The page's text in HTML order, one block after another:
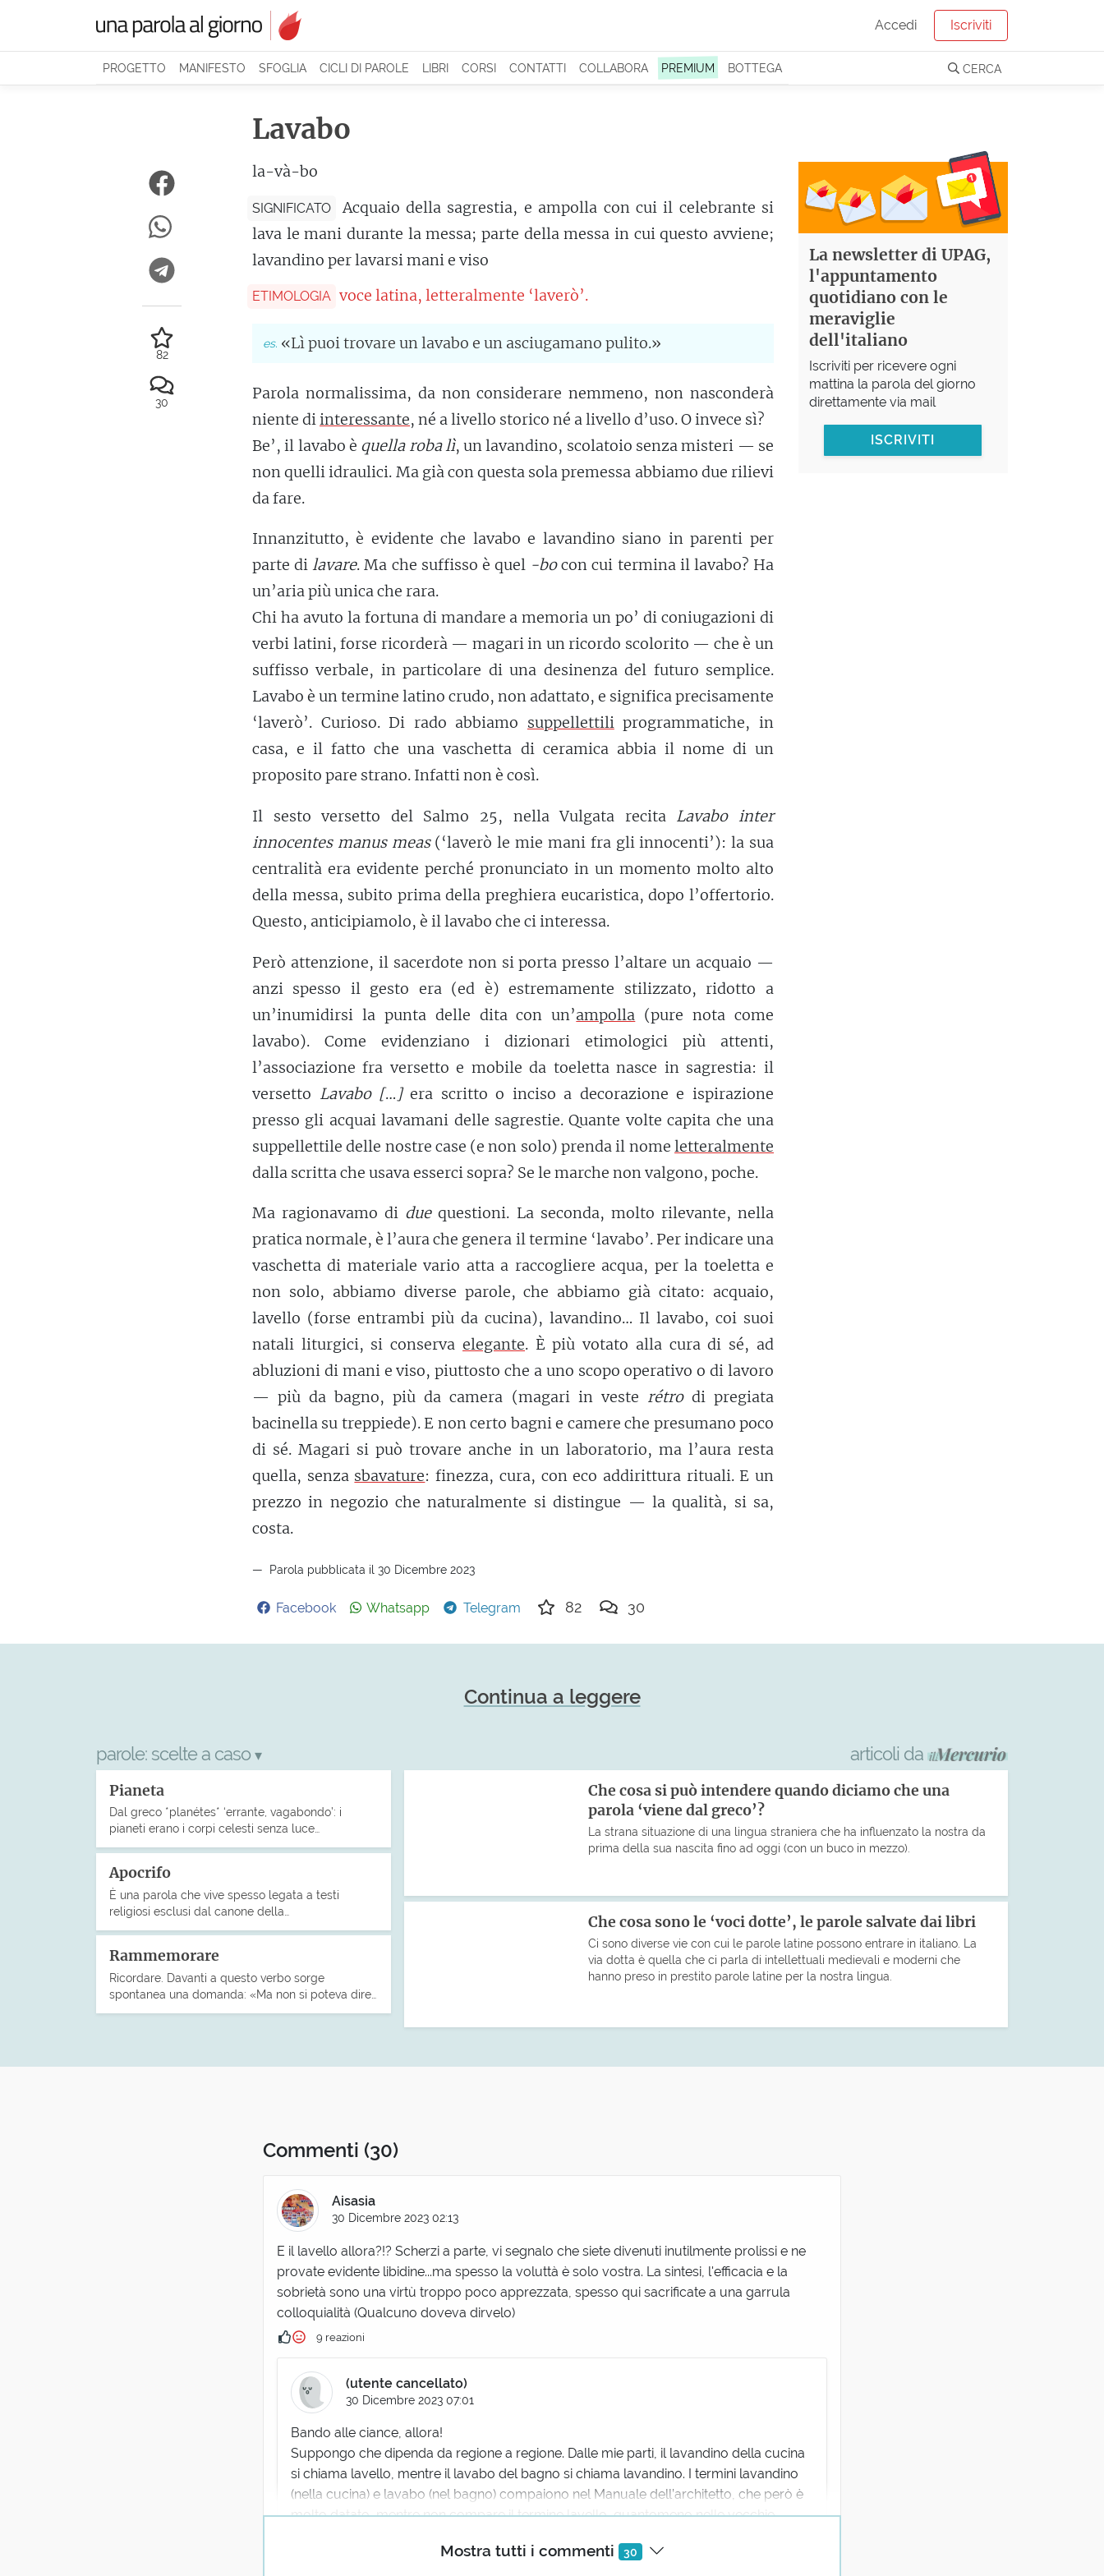
Accedi Iscriviti
PROGETTO MANIFESTO SFOGLIA CICLI DI PAROLE LIBRI CORSI CONTATTI COLLABORA PREMIUM BOTTEGA CERCA
Lavabo
la-và-bo
SIGNIFICATO
Acquaio della sagrestia, e ampolla con cui il celebrante si
lava le mani durante la messa; parte della messa in cui questo avviene;
lavandino per lavarsi mani e viso
ETIMOLOGIA voce latina, letteralmente ‘laverò’.
«Lì puoi trovare un lavabo e un asciugamano pulito.»
Parola normalissima, da non considerare nemmeno, non nasconderà
niente diinteressante, né a livello storico né a livello d’uso. O invece sì?
Be’, il lavabo è quella roba lì, un lavandino, scolatoio senza misteri — se
non quelli idraulici. Ma già con questa sola premessa abbiamo due rilievi
da fare.
Innanzitutto, è evidente che lavabo e lavandino siano in parenti per
parte dilavare. Ma che suffisso è quel -bocon cui termina il lavabo? Ha
un’aria più unica che rara.
Chi ha avuto la fortuna di mandare a memoria un po’ di coniugazioni di
verbi latini, forse ricorderà — magari in un ricordo scolorito — che è un
suffisso verbale, in particolare di una desinenza del futuro semplice.
Lavabo è un termine latino crudo, non adattato, e significa precisamente
‘laverò’. Curioso. Di rado abbiamo suppellettiliprogrammatiche, in
casa, e il fatto che una vaschetta di ceramica abbia il nome di un
proposito pare strano. Infatti non è così.
Il sesto versetto del Salmo 25, nella Vulgata recita Lavabo inter
innocentes manus meas(‘laverò le mie mani fra gli innocenti’): la sua
centralità era evidente perché pronunciato in un momento molto alto
della messa, subito prima della preghiera eucaristica, dopo l’offertorio.
Questo, anticipiamolo, è il lavabo che ci interessa.
Però attenzione, il sacerdote non si porta presso l’altare un acquaio —
anzi spesso il gesto era (ed è) estremamente stilizzato, ridotto a
un’inumidirsi la punta delle dita con un’ampolla (pure nota come
lavabo). Come evidenziano i dizionari etimologici più attenti,
l’associazione fra versetto e mobile da toeletta nasce in sagrestia: il
versetto Lavabo [… ]era scritto o inciso a decorazione e ispirazione
presso gli acquai lavamani delle sagrestie. Quante volte capita che una
suppellettile delle nostre case (e non solo) prenda il nome letteralmente
dalla scritta che usava esserci sopra? Se le marche non valgono, poche.
Ma ragionavamo di duequestioni. La seconda, molto rilevante, nella
pratica normale, è l’aura che genera il termine ‘lavabo’. Per indicare una
vaschetta di materiale vario atta a raccogliere acqua, per la toeletta e
non solo, abbiamo diverse parole, che abbiamo già citato: acquaio,
lavello (forse entrambi più da cucina), lavandino… Il lavabo, coi suoi
natali liturgici, si conserva elegante. È più votato alla cura di sé, ad
abluzioni di mani e viso, piuttosto che a uno scopo operativo o di lavoro
— più da bagno, più da camera (magari in veste rétrodi pregiata
bacinella su treppiede). E non certo bagni e camere che presumano poco
di sé. Magari si può trovare anche in un laboratorio, ma l’aura resta
quella, senza sbavature: finezza, cura, con eco addirittura rituali. E un
prezzo in negozio che naturalmente si distingue — la qualità, si sa,
costa.
Parola pubblicata il 30 Dicembre 2023
Facebook Whatsapp Telegram 82 30
82
30
La newsletter di UPAG,
l'appuntamento
quotidiano con le
meraviglie
dell'italiano
Iscriviti per ricevere ogni
mattina la parola del giorno
direttamente via mail
ISCRIVITI
Continua a leggere
parole: scelte a caso ▾
Pianeta
Dal greco *planétes* ‘errante, vagabondo’: i
pianeti erano i corpi celesti senza luce…
Apocrifo
È una parola che vive spesso legata a testi
religiosi esclusi dal canone della…
Rammemorare
Ricordare. Davanti a questo verbo sorge
spontanea una domanda: «Ma non si poteva dire…
articoli da
Che cosa si può intendere quando diciamo che una
parola ‘viene dal greco’?
La strana situazione di una lingua straniera che ha influenzato la nostra da
prima della sua nascita fino ad oggi (con un buco in mezzo).
Che cosa sono le ‘voci dotte’, le parole salvate dai libri
Ci sono diverse vie con cui le parole latine possono entrare in italiano. La
via dotta è quella che ci parla di intellettuali medievali e moderni che
hanno preso in prestito parole latine per la nostra lingua.
Commenti (30)
Mostra tutti i commenti 30
Aisasia
30 Dicembre 2023 02:13
E il lavello allora?!? Scherzi a parte, vi segnalo che siete divenuti inutilmente prolissi e ne
provate evidente libidine...ma spesso la voluttà è solo vostra. La sintesi, l'efficacia e la
sobrietà sono una virtù troppo poco apprezzata, spesso qui sacrificate a una garrula
colloquialità (Qualcuno doveva dirvelo)
9 reazioni
(utente cancellato)
30 Dicembre 2023 07:01
Bando alle ciance, allora!
Suppongo che dipenda da regione a regione. Dalle mie parti, il lavandino della cucina
si chiama lavello, mentre il lavabo del bagno si chiama lavandino. I termini lavandino
(nella cucina) e lavabo (nel bagno) compaiono nel Manuale dell’architetto, che però è
molto datato, mentre non compare il termine lavello, quantomeno nelle vecchie
Sul Tommaseo-Bellini il termine Lavello s. m. Lavatojo. Labellum, aureo lat. viene dato